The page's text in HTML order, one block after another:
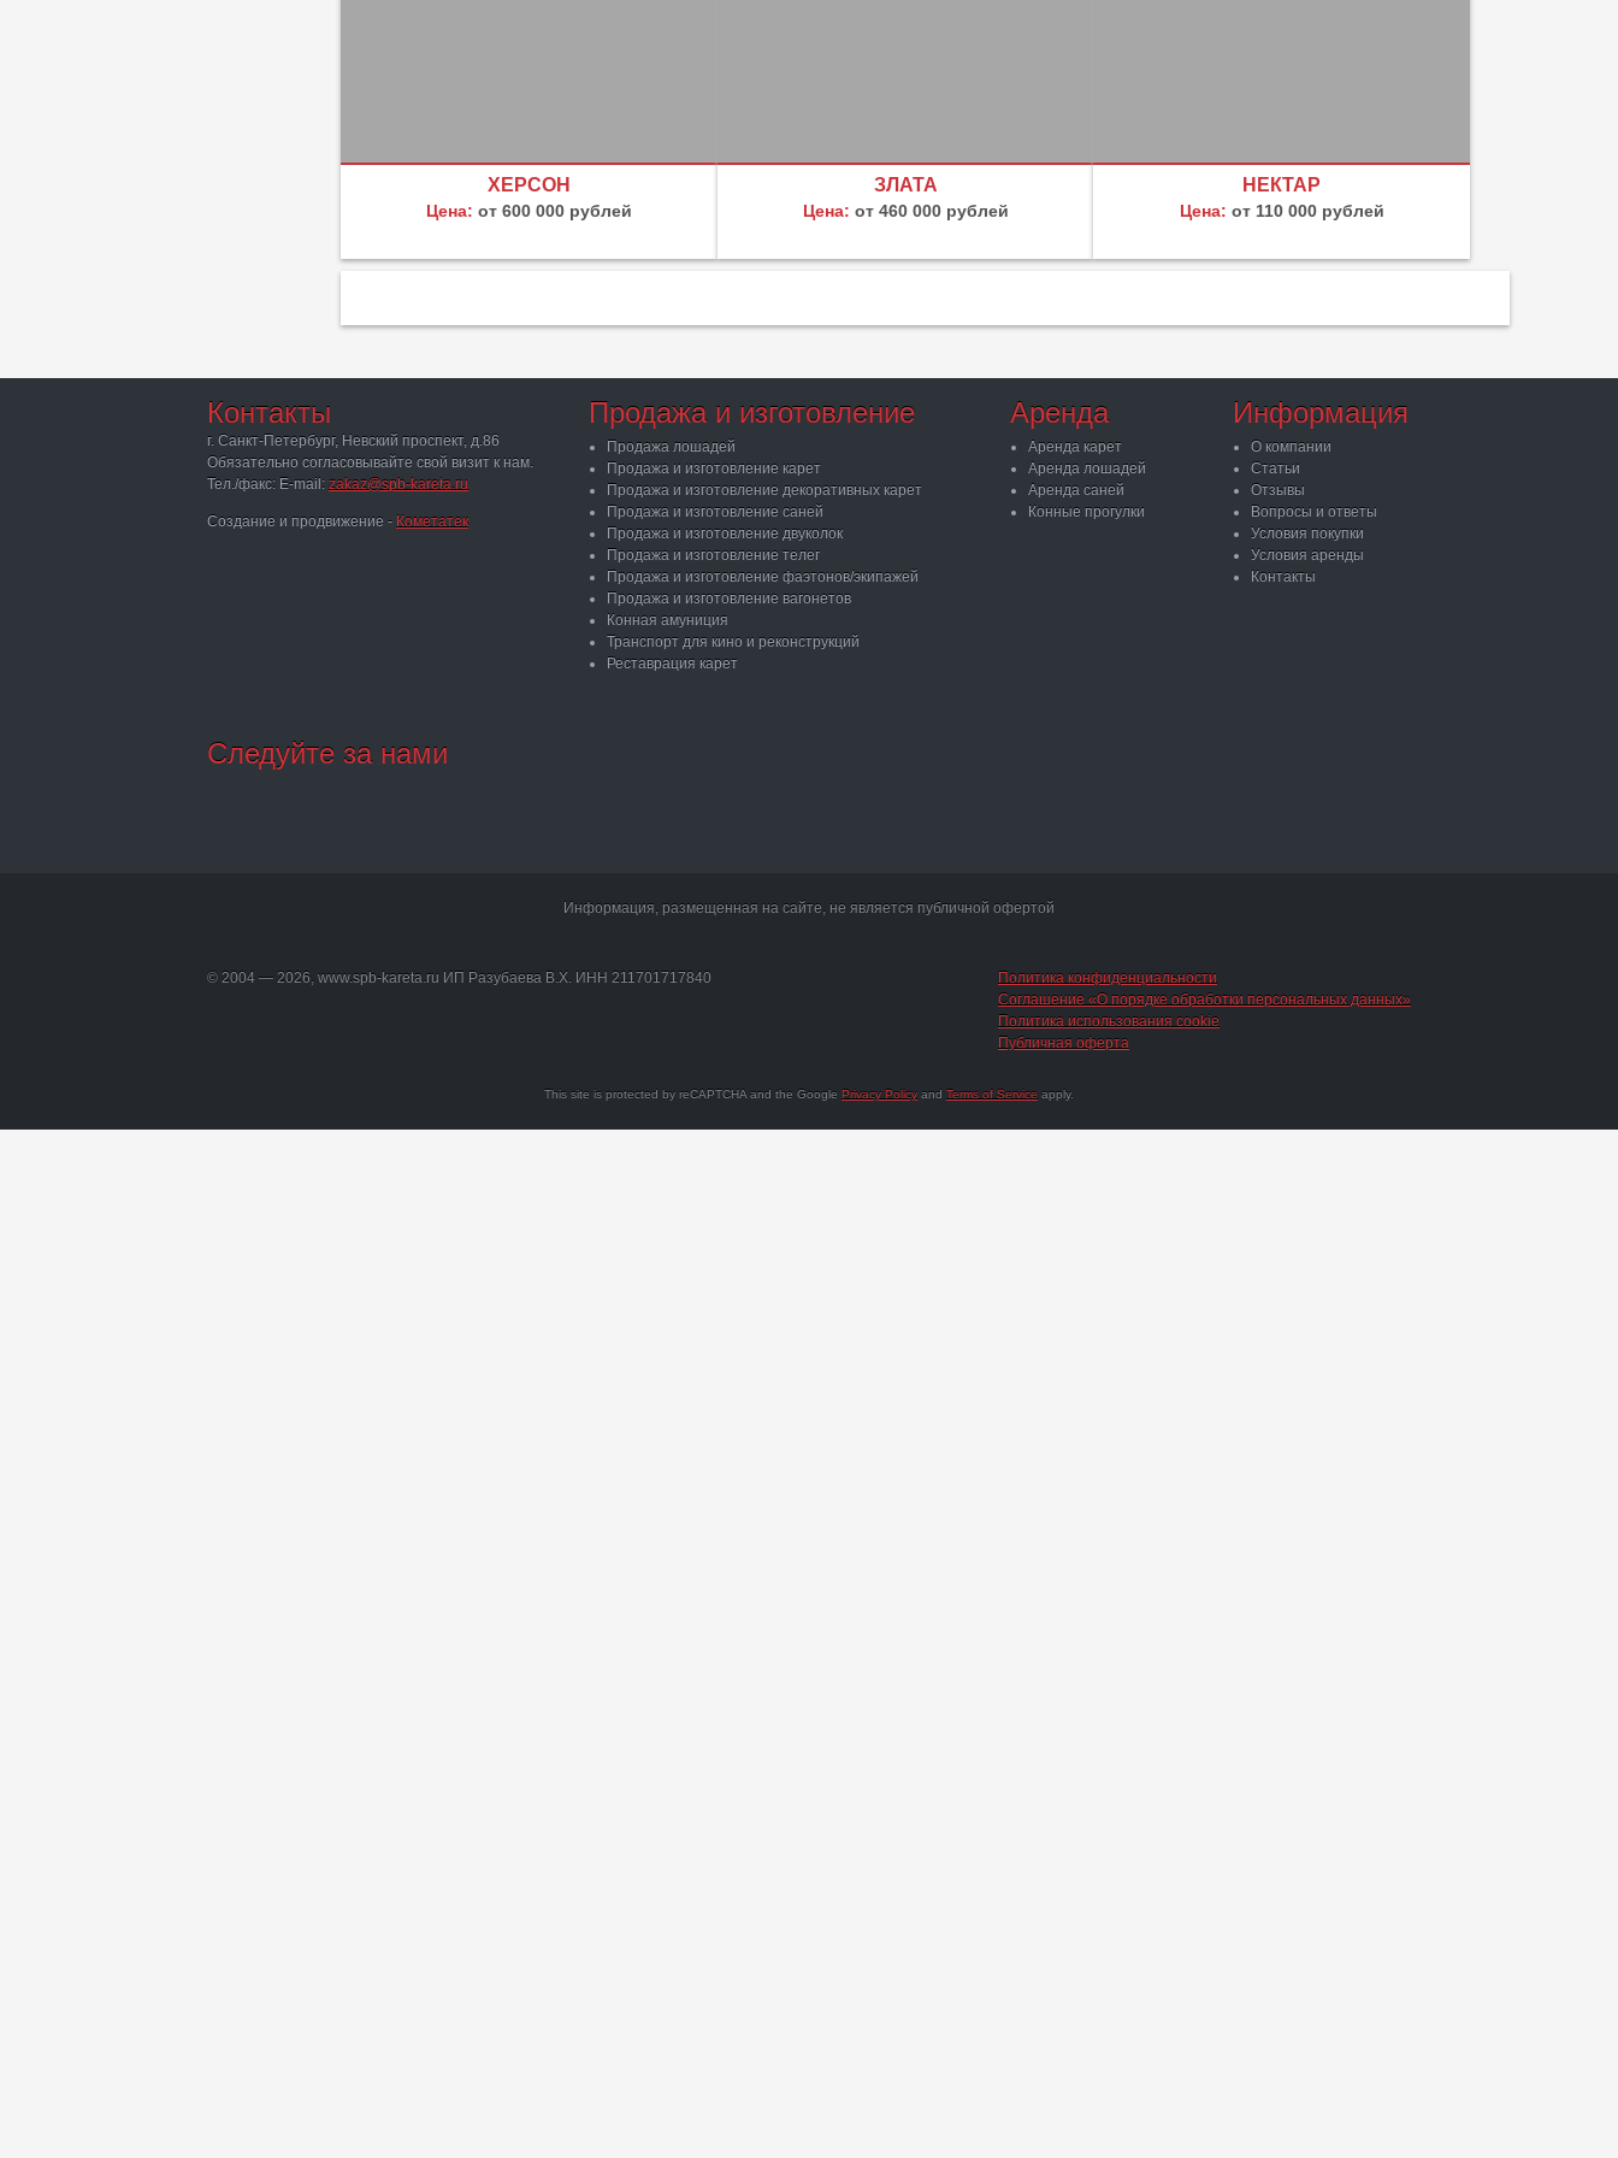
ХЕРСОН
Цена: от 600 000 рублей
ЗЛАТА
Цена: от 460 000 рублей
НЕКТАР
Цена: от 110 000 рублей
Контакты
г. Санкт-Петербург, Невский проспект, д.86
Обязательно согласовывайте свой визит к нам.
Тел./факс: E-mail: zakaz@spb-kareta.ru
Создание и продвижение - Кометатек
Следуйте за нами
Продажа и изготовление
Продажа лошадей
Продажа и изготовление карет
Продажа и изготовление декоративных карет
Продажа и изготовление саней
Продажа и изготовление двуколок
Продажа и изготовление телег
Продажа и изготовление фаэтонов/экипажей
Продажа и изготовление вагонетов
Конная амуниция
Транспорт для кино и реконструкций
Реставрация карет
Аренда
Аренда карет
Аренда лошадей
Аренда саней
Конные прогулки
Информация
О компании
Статьи
Отзывы
Вопросы и ответы
Условия покупки
Условия аренды
Контакты
Информация, размещенная на сайте, не является публичной офертой
© 2004 — 2026, www.spb-kareta.ru ИП Разубаева В.Х. ИНН 211701717840
Политика конфиденциальности
Соглашение «О порядке обработки персональных данных»
Политика использования cookie
Публичная оферта
This site is protected by reCAPTCHA and the Google Privacy Policy and Terms of Service apply.